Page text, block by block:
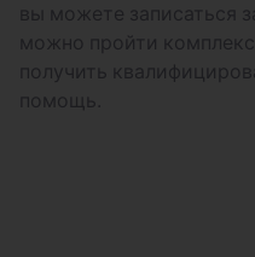
вы можете записаться
можно пройти
получить
помощь.